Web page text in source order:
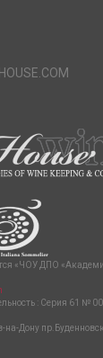
«ЧОУ ДПО
: Серия 61 №
на-Дону